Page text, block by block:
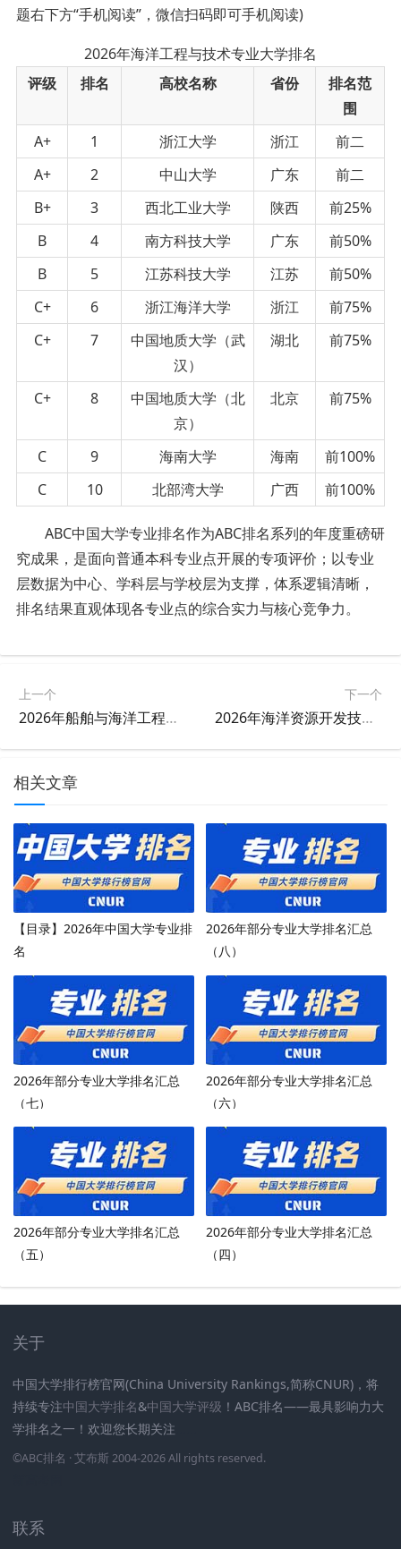
题右下方“手机阅读”，微信扫码即可手机阅读)
2026年海洋工程与技术专业大学排名
评级
排名 高校名称 省份
排名范
围
A+
1 浙江大学 浙江
前二
A+
2 中山大学 广东
前二
B+
3 西北工业大学 陕西
前25%
B
4 南方科技大学 广东
前50%
B
5 江苏科技大学 江苏
前50%
C+
6 浙江海洋大学 浙江
前75%
C+
7
中国地质大学（武
汉）
湖北 前75%
C+ 8
中国地质大学（北
京）
北京 前75%
C 9 海南大学 海南
前100%
C
10 北部湾大学 广西 前100%
ABC中国大学专业排名作为ABC排名系列的年度重磅研
究成果，是面向普通本科专业点开展的专项评价；以专业
层数据为中心、学科层与学校层为支撑，体系逻辑清晰，
排名结果直观体现各专业点的综合实力与核心竞争力。
上一个
2026年船舶与海洋工程专业大学排名
下一个
2026年海洋资源开发技术专业大学排名
相关文章
【目录】2026年中国大学专业排
名
2026年部分专业大学排名汇总
（八）
2026年部分专业大学排名汇总
（七）
2026年部分专业大学排名汇总
（六）
2026年部分专业大学排名汇总
（五）
2026年部分专业大学排名汇总
（四）
关于
中国大学排行榜官网(China University Rankings,简称CNUR)，将
持续专注中国大学排名&中国大学评级 ！ABC排名——最具影响力大
学排名之一！欢迎您长期关注
©ABC排名 · 艾布斯 2004-2026 All rights reserved.
联系